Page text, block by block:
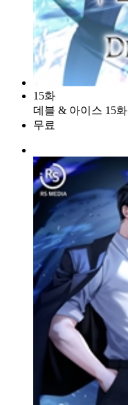
15화
데블 & 아이스 15화
무료